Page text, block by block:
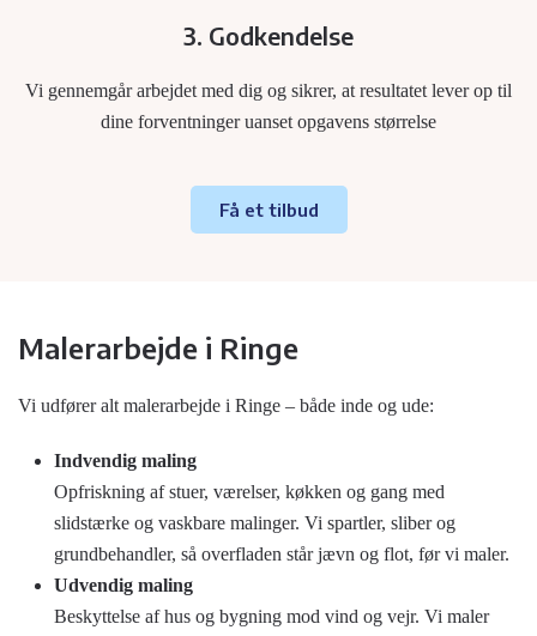
3. Godkendelse
Vi gennemgår arbejdet med dig og sikrer, at resultatet lever op til
dine forventninger uanset opgavens størrelse
Få et tilbud
Malerarbejde i Ringe
Vi udfører alt malerarbejde i Ringe – både inde og ude:
Indvendig maling
Opfriskning af stuer, værelser, køkken og gang med
slidstærke og vaskbare malinger. Vi spartler, sliber og
grundbehandler, så overfladen står jævn og flot, før vi maler.
Udvendig maling
Beskyttelse af hus og bygning mod vind og vejr. Vi maler